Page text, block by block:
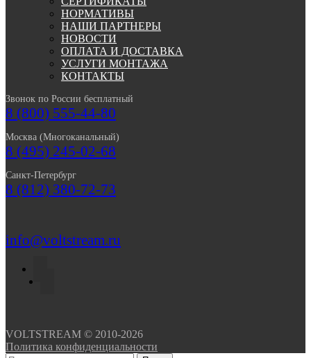
НОРМАТИВЫ
НАШИ ПАРТНЕРЫ
НОВОСТИ
ОПЛАТА И ДОСТАВКА
УСЛУГИ МОНТАЖА
КОНТАКТЫ
Звонок по России бесплатный
8 (800) 555-44-80
Москва (Многоканальный)
8 (495) 245-02-68
Санкт-Петербург
8 (812) 380-72-73
info@voltstream.ru
VOLTSTREAM © 2010-2026
Политика конфиденциальности